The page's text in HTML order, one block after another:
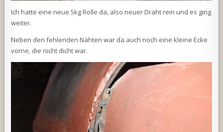
Ich hatte eine neue 5kg Rolle da, also neuer Draht rein und es ging
weiter.
Neben den fehlenden Nähten war da auch noch eine kleine Ecke
vorne, die nicht dicht war.